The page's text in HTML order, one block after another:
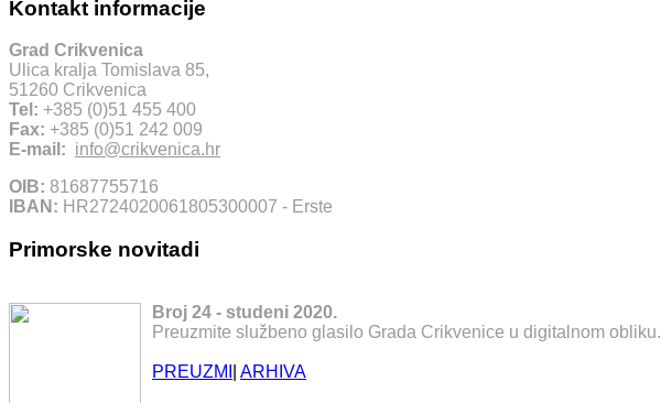
Kontakt informacije
Grad Crikvenica
Ulica kralja Tomislava 85,
51260 Crikvenica
Tel: +385 (0)51 455 400
Fax: +385 (0)51 242 009
E-mail: info@crikvenica.hr
OIB: 81687755716
IBAN: HR2724020061805300007 - Erste
Primorske novitadi
Broj 24 - studeni 2020.
Preuzmite službeno glasilo Grada Crikvenice u digitalnom obliku.
PREUZMI ARHIVA